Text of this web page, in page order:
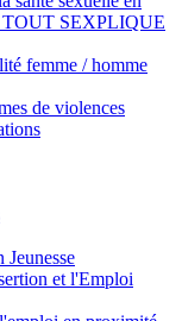
TOUT SEXPLIQUE
femme / homme
de violences
et l'Emploi